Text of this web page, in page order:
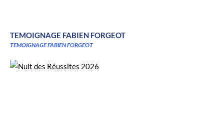
TEMOIGNAGE FABIEN FORGEOT
TEMOIGNAGE FABIEN FORGEOT